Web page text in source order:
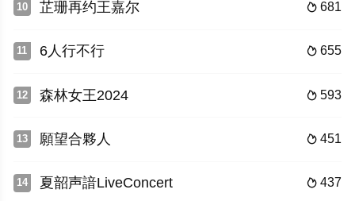
10  681
芷珊再约王嘉尔
11  655
6人行不行
12  593
森林女王2024
13  451
願望合夥人
14  437
夏韶声諳LiveConcert